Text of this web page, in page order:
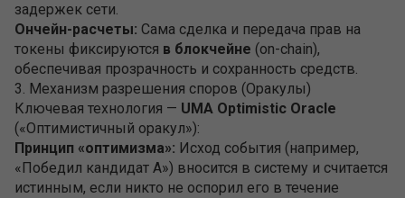
задержек сети.
Ончейн-расчеты: Сама сделка и передача прав на
токены фиксируются в блокчейне (on-chain),
обеспечивая прозрачность и сохранность средств.
3. Механизм разрешения споров (Оракулы)
Ключевая технология — UMA Optimistic Oracle
(«Оптимистичный оракул»):
Принцип «оптимизма»: Исход события (например,
«Победил кандидат А») вносится в систему и считается
истинным, если никто не оспорил его в течение